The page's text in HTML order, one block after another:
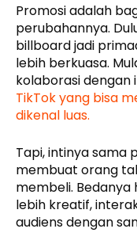
Promosi adalah
perubahannya.
billboard jadi
lebih berkuasa.
kolaborasi dengan
TikTok yang bisa
dikenal luas.
Tapi, intinya sama
membuat orang
membeli. Bedanya
lebih kreatif,
audiens dengan